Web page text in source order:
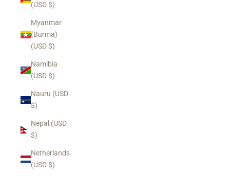
(USD $)
Myanmar
(Burma)
(USD $)
Namibia
(USD $)
Nauru (USD
$)
Nepal (USD
$)
Netherlands
(USD $)